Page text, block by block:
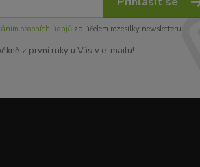
osobních údajůza účelem rozesílky newsletteru.
z první ruky u Vás v e-mailu!